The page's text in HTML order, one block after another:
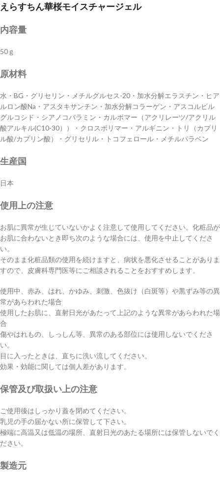
えらすちん華桜モイスチャージェル
内容量
50ｇ
原材料
水・BG・グリセリン・メチルグルセス-20・加水分解エラスチン・ヒア
ルロン酸Na・アスタキサンチン・加水分解コラーゲン・アスコルビル
グルコシド・シアノコバラミン・カルボマー（アクリレーツ/アクリル
酸アルキル(C10-30））・クロスポリマー・アルギニン・トリ（カプリ
ル酸/カプリン酸）・グリセリル・トコフェロール・メチルパラベン
生産国
日本
使用上の注意
お肌に異常が生じていないかよく注意して使用してください。化粧品が
お肌に合わないとき即ち次のような場合には、使用を中止してくださ
い。
そのまま化粧品類の使用を続けますと、病状を悪化させることがありま
すので、皮膚科専門医等にご相談されることをおすすめします。
使用中、赤み、はれ、かゆみ、刺激、色抜け（白斑等）や黒ずみ等の異
常があらわれた場合
使用したお肌に、直射日光があたって上記のような異常があらわれた場
合
傷やはれもの、しっしん等、異常のある部位には使用しないでくださ
い。
目に入ったときは、直ちに洗い流してください。
効果・効能に関しては個人差があります。
保管及び取扱い上の注意
ご使用後はしっかり蓋を閉めてください。
乳児の手の届かない所に保管して下さい。
極端に高温又は低温の場所、直射日光のあたる場所には保管しないでく
ださい。
製造元